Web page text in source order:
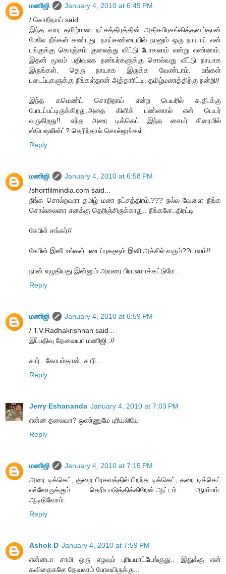
மணிஜி
January 4, 2010 at 6:49 PM
/ சொறிநாய் said...
இந்த வார தமிழ்மண நட்சத்திரத்தின் அதிகபிரசங்கித்தனம்தான்
மேலே நீங்கள் கண்டது. நாய்சண்டையில் நானும் ஒரு நாயாய் என்
பங்குக்கு கொஞ்சம் குலைத்து விட்டு போகலாம் என்று எண்ணம்.
இதன் மூலம் பதிவுலக நண்பர்களுக்கு சொல்வது வீட்டு நாயாக
இருங்கள். தெரு நாயாக இருக்க வேண்டாம். உங்கள்
படைப்புகளுக்கு நீங்கள்தான் அத்தாரிட்டி. தமிழ்மணத்திற்கு நன்றி//
இந்த கமெண்ட் சொறிநாய் என்ற பெயரில் சு.தி.க்கு
போடப்பட்டிருக்கிறது.அதை கிளிக் பண்ணால் என் பெயர்
வருகிறது!!. எந்த அரை டிக்கெட் இந்த சைபர் கிரைமில்
ஸ்பெஷலிஸ்ட்? தெரிந்தால் சொல்லுங்கள்.
Reply
மணிஜி
January 4, 2010 at 6:58 PM
/shortfilmindia.com said...
நீங்க சொல்றவரா தமிழ் மண நட்சத்திரம்.??? நல்ல வேளை நீங்க
சொல்லைனா எனக்கு தெரிஞ்சிருக்காது.. நீங்களே..திரட்டி
கேபிள் சங்கர்//
கேபிள்.இனி உங்கள் படைப்புகளூம் இனி அச்சில் வரும்??பாவம்!!
நான் எழுதியது இன்னும் அவரை பிரபலமாக்கட்டுமே...
Reply
மணிஜி
January 4, 2010 at 6:59 PM
/ T.V.Radhakrishnan said...
இப்பதிவு தேவையா மணிஜி..//
சார்...கோபம்தான். சாரி...
Reply
Jerry Eshananda January 4, 2010 at 7:03 PM
என்ன தலைவா? ஒண்ணுமே புரியலியே
Reply
மணிஜி
January 4, 2010 at 7:15 PM
அரை டிக்கெட், குறை பிரசவத்தில் பிறந்த டிக்கெட், தரை டிக்கெட்
எல்லோருக்கும் தெரியபடுத்திக்கிறேன்.ஆட்டம் ஆரம்பம்.
ஆடிடுவோம்.
Reply
Ashok D January 4, 2010 at 7:59 PM
என்னடா சாமி ஒரு எழவும் புரியமாட்டேங்குது.. இதுக்கு என்
கவிதைகளே தேவலாம் போலயிருக்கு...